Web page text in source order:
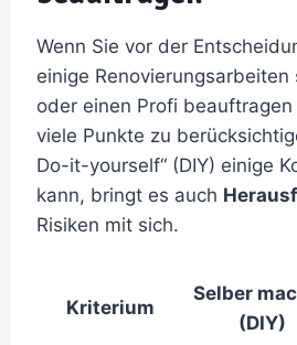
Wenn Sie vor der
einige
oder einen Profi
viele Punkte zu
Do-it-yourself“ (DIY) einige
kann, bringt es auch
Risiken mit sich.
Kriterium
Selber
(DIY)